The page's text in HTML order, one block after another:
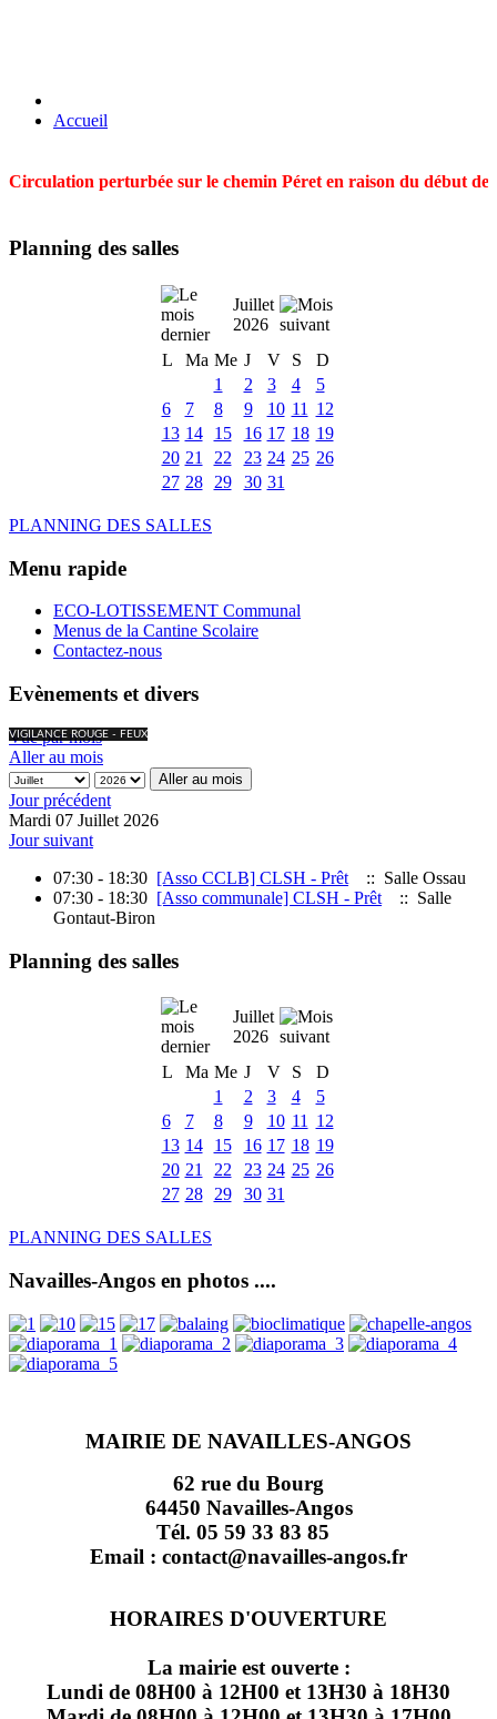
Accueil
Circulation perturbée sur le chemin Péret en raison du début
Planning des salles
Juillet
2026
L
Ma Me J V S
D
1
2 3 4
5
6
7 8 9 10 11
12
13 14 15 16 17 18 19
20 21 22 23 24 25 26
27 28 29 30 31
PLANNING DES SALLES
Menu rapide
ECO-LOTISSEMENT Communal
Menus de la Cantine Scolaire
Contactez-nous
Evènements et divers
VIGILANCE ROUGE - FEUX
Vue par mois
Aller au mois
Aller au mois
Jour précédent
Mardi 07 Juillet 2026
Jour suivant
07:30 - 18:30 [Asso CCLB] CLSH - Prêt
:: Salle Ossau
07:30 - 18:30 [Asso communale] CLSH - Prêt
:: Salle
Gontaut-Biron
Planning des salles
Juillet
2026
L
Ma Me J V S
D
1
2 3 4
5
6
7 8 9 10 11
12
13 14 15 16 17 18 19
20 21 22 23 24 25 26
27 28 29 30 31
PLANNING DES SALLES
Navailles-Angos en photos ....
MAIRIE DE NAVAILLES-ANGOS
62 rue du Bourg
64450 Navailles-Angos
Tél. 05 59 33 83 85
Email : contact@navailles-angos.fr
HORAIRES D'OUVERTURE
La mairie est ouverte :
Lundi de 08H00 à 12H00 et 13H30 à 18H30